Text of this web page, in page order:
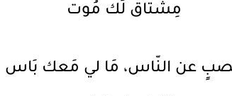
مِشتَاق لَك مُوت
عن النّاس، مَا لي مَعك بَاس